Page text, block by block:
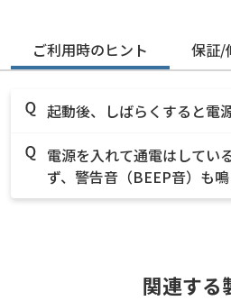
ご利用時のヒント 保証/
起動後、しばらくすると電
電源を入れて通電はしてい
ず、警告音（BEEP音）も
関連する